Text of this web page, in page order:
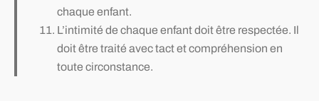
chaque enfant.
L’intimité de chaque enfant doit être respectée. Il
doit être traité avec tact et compréhension en
toute circonstance.